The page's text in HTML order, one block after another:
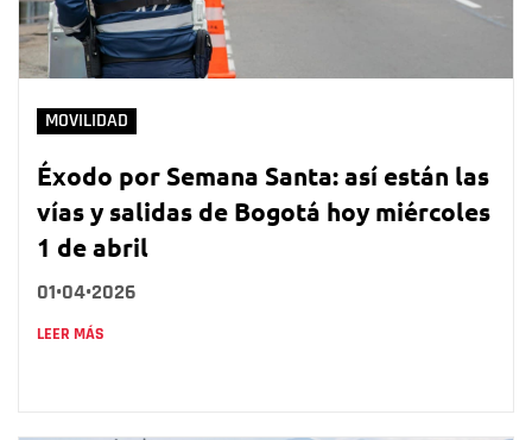
MOVILIDAD
Éxodo por Semana Santa: así están las
vías y salidas de Bogotá hoy miércoles
1 de abril
01•04•2026
LEER MÁS